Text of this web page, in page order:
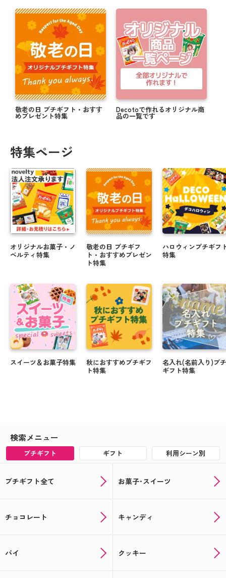
敬老の日 プチギフト・おすす
めプレゼント特集
Decotoで作れるオリジナル商
品の一覧です
特集ページ
オリジナルお菓子・ノ
ベルティ特集
スイーツ＆お菓子特集
敬老の日 プチギフ
ト・おすすめプレゼン
ト特集
秋におすすめプチギフ
ト特集
ハロウィンプチギフ
特集
名入れ(名前入り)プチ
ギフト特集
検索メニュー
プチギフト ギフト 利用シーン別
プチギフト全て お菓子･スイーツ
チョコレート キャンディ
パイ クッキー